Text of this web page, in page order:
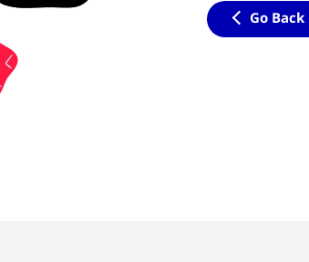
Go Back